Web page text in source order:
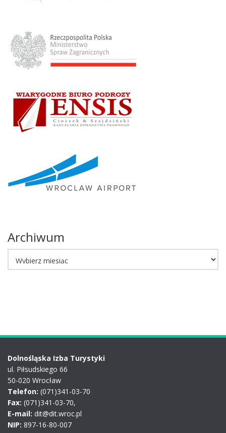
Archiwum
Dolnośląska Izba Turystyki
ul. Piłsudskiego 66
50-020 Wrocław
Telefon: (071)341-03-70
Fax: (071)341-03-70,
E-mail: dit@dit.wroc.pl
NIP: 897-16-80-007